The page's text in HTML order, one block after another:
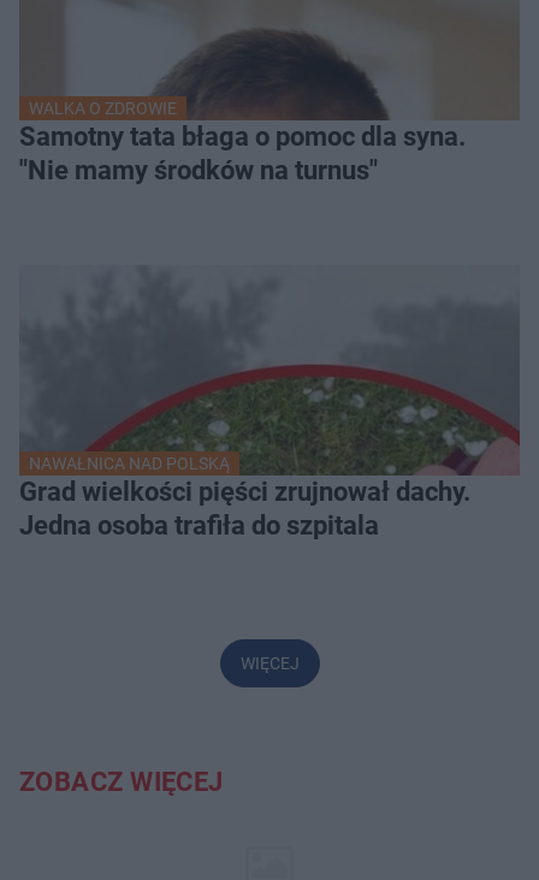
WALKA O ZDROWIE
Samotny tata błaga o pomoc dla syna.
"Nie mamy środków na turnus"
NAWAŁNICA NAD POLSKĄ
Grad wielkości pięści zrujnował dachy.
Jedna osoba trafiła do szpitala
WIĘCEJ
ZOBACZ WIĘCEJ